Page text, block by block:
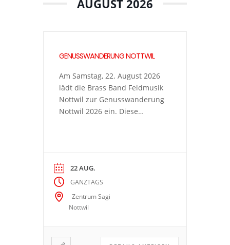
AUGUST 2026
GENUSSWANDERUNG NOTTWIL
Am Samstag, 22. August 2026
lädt die Brass Band Feldmusik
Nottwil zur Genusswanderung
Nottwil 2026 ein. Diese
Genusswanderung startet im
Zentrum Sagi in Nottwil. Über
eine ca. 7km lange Strecke
erwarten Dich an sechs
Getränk dazu. […]
22 AUG.
GANZTAGS
Zentrum Sagi
Nottwil